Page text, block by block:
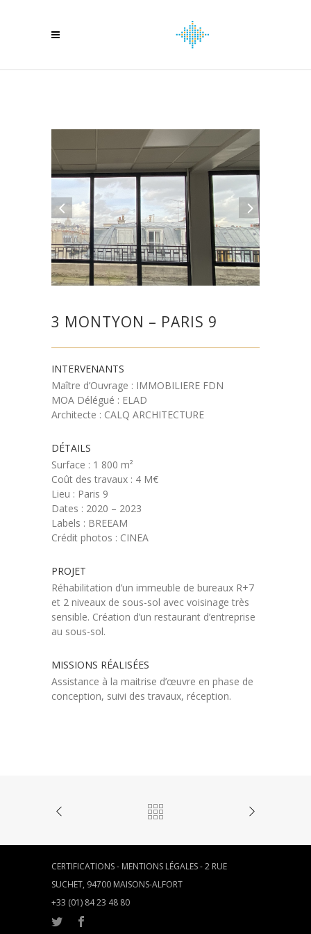
3 MONTYON – PARIS 9
INTERVENANTS
Maître d’Ouvrage : IMMOBILIERE FDN
MOA Délégué : ELAD
Architecte : CALQ ARCHITECTURE
DÉTAILS
Surface : 1 800 m²
Coût des travaux : 4 M€
Lieu : Paris 9
Dates : 2020 – 2023
Labels : BREEAM
Crédit photos : CINEA
PROJET
Réhabilitation d’un immeuble de bureaux R+7
et 2 niveaux de sous-sol avec voisinage très
sensible. Création d’un restaurant d’entreprise
au sous-sol.
MISSIONS RÉALISÉES
Assistance à la maitrise d’œuvre en phase de
conception, suivi des travaux, réception.
CERTIFICATIONS- MENTIONS LÉGALES- 2 RUE
SUCHET, 94700 MAISONS-ALFORT
+33 (01) 84 23 48 80